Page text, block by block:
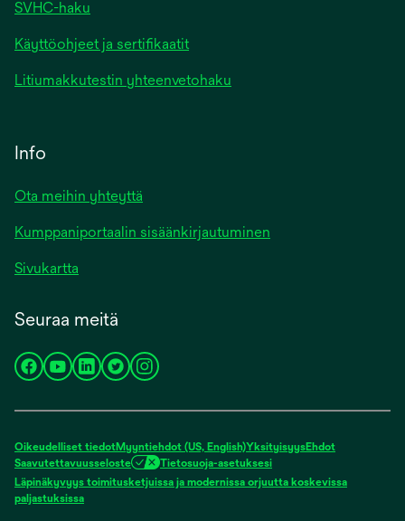
SVHC-haku
Käyttöohjeet ja sertifikaatit
Litiumakkutestin yhteenvetohaku
Info
Ota meihin yhteyttä
Kumppaniportaalin sisäänkirjautuminen
Sivukartta
Seuraa meitä
opens
new
tab
opens
new
tab
opens
new
tab
opens
new
tab
opens
new
tab
Oikeudelliset tiedotMyyntiehdot (US, English)YksityisyysEhdot
Saavutettavuusseloste
Tietosuoja-asetuksesi
Läpinäkyvyys toimitusketjuissa ja modernissa orjuutta koskevissa
paljastuksissaopens